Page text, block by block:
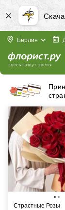
Берлин
Страстные Розы